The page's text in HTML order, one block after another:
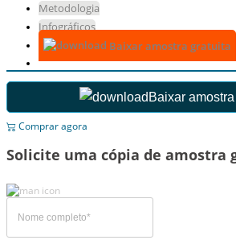
Metodologia
Infográficos
Baixar amostra gratuita
Baixar
Comprar agora
Solicite uma cópia de amostra